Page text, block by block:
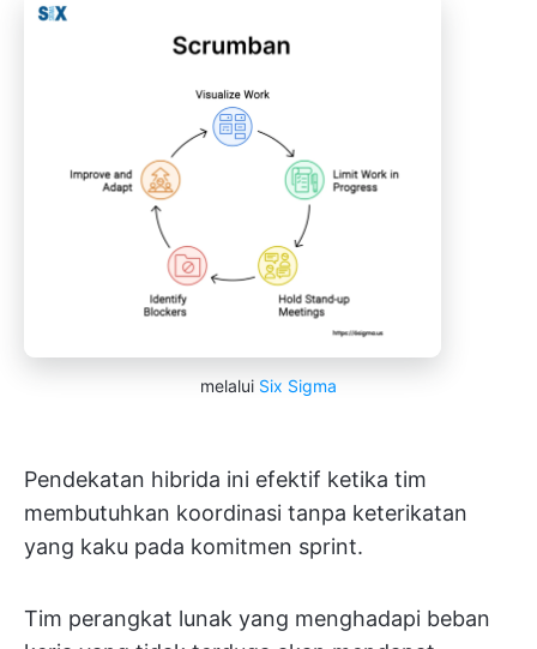
melalui Six Sigma
Pendekatan hibrida ini efektif ketika tim
membutuhkan koordinasi tanpa keterikatan
yang kaku pada komitmen sprint.
Tim perangkat lunak yang menghadapi beban